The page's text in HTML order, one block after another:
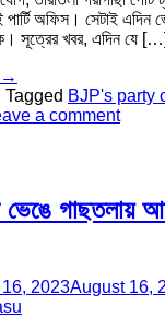
পার্টি অফিস। সেটাই এদিন
সূত্রের খবর, এদিন যে […]
→
Tagged BJP's party
a comment
ভেঙে
2023August 16,